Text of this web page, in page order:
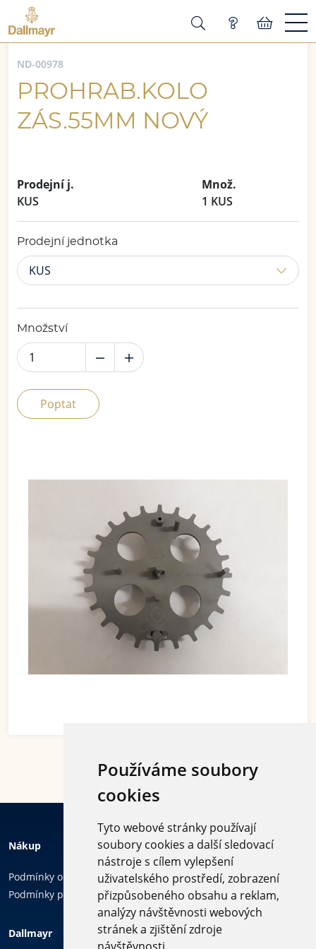
Používáme soubory
cookies
Tyto webové stránky používají
soubory cookies a další sledovací
nástroje s cílem vylepšení
uživatelského prostředí, zobrazení
přizpůsobeného obsahu a reklam,
analýzy návštěvnosti webových
stránek a zjištění zdroje
ND-00978
PROHRAB.KOLO
ZÁS.55MM NOVÝ
Prodejní j.
Množ.
KUS
1 KUS
Prodejní jednotka
KUS
Množství
Poptat
Nákup
Podmínky ochrany osobních údajů
Podmínky používání cookies
Dallmayr